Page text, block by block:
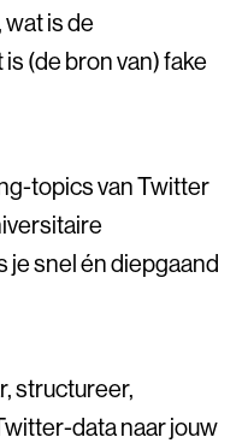
is de
(de bron van) fake
topics van Twitter
je snel én diepgaand
structureer,
data naar jouw